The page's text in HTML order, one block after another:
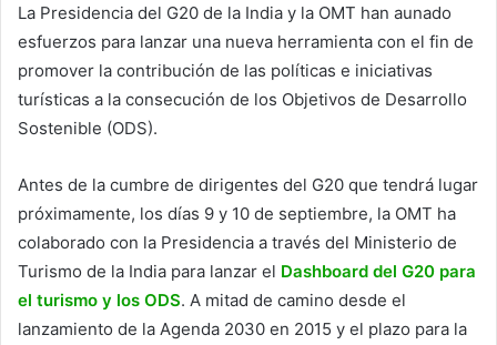
La Presidencia del G20 de la India y la OMT han aunado
esfuerzos para lanzar una nueva herramienta con el fin de
promover la contribución de las políticas e iniciativas
turísticas a la consecución de los Objetivos de Desarrollo
Sostenible (ODS).
Antes de la cumbre de dirigentes del G20 que tendrá lugar
próximamente, los días 9 y 10 de septiembre, la OMT ha
colaborado con la Presidencia a través del Ministerio de
Turismo de la India para lanzar el Dashboard del G20 para
el turismo y los ODS. A mitad de camino desde el
lanzamiento de la Agenda 2030 en 2015 y el plazo para la